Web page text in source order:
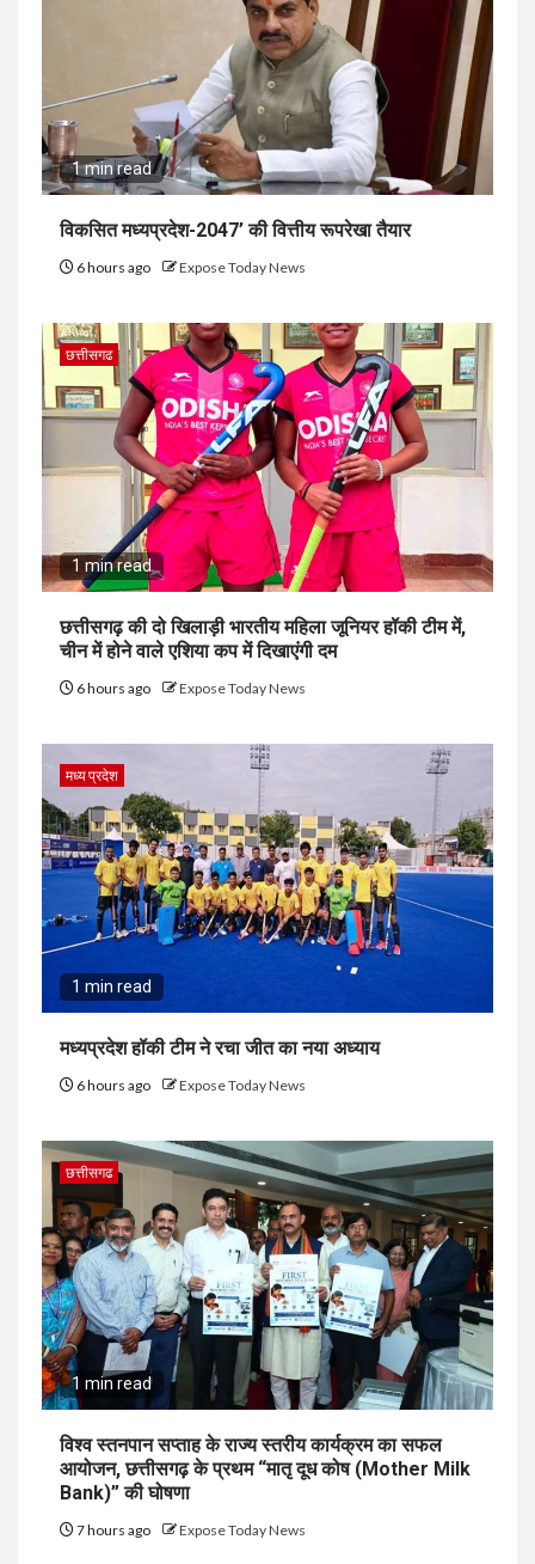
1 min read
विकसित मध्यप्रदेश-2047’ की वित्तीय रूपरेखा तैयार
6 hours ago Expose Today News
छत्तीसगढ
1 min read
छत्तीसगढ़ की दो खिलाड़ी भारतीय महिला जूनियर हॉकी टीम में,
चीन में होने वाले एशिया कप में दिखाएंगी दम
6 hours ago Expose Today News
मध्य प्रदेश
1 min read
मध्यप्रदेश हॉकी टीम ने रचा जीत का नया अध्याय
6 hours ago Expose Today News
छत्तीसगढ
1 min read
विश्व स्तनपान सप्ताह के राज्य स्तरीय कार्यक्रम का सफल
आयोजन, छत्तीसगढ़ के प्रथम “मातृ दूध कोष (Mother Milk
Bank)” की घोषणा
7 hours ago Expose Today News